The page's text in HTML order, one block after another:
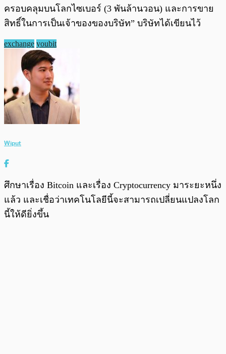
ครอบคลุมบนโลกไซเบอร์ (3 พันล้านวอน) และการขาย
สิทธิ์ในการเป็นเจ้าของของบริษัท” บริษัทได้เขียนไว้
exchange youbit
Wiput
ศึกษาเรื่อง Bitcoin และเรื่อง Cryptocurrency มาระยะหนึ่ง
แล้ว และเชื่อว่าเทคโนโลยีนี้จะสามารถเปลี่ยนแปลงโลก
นี้ให้ดียิ่งขึ้น